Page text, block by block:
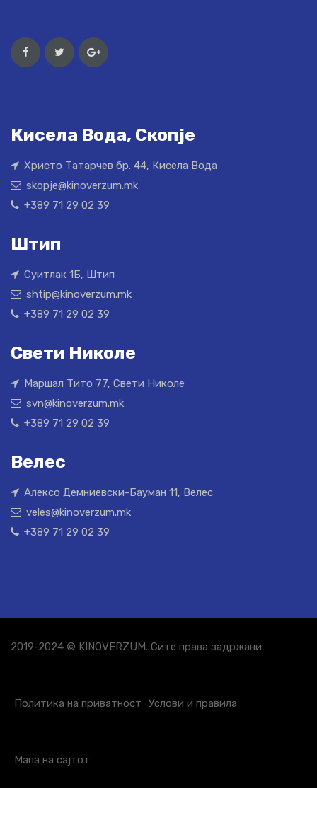
Кисела Вода, Скопје
Христо Татарчев бр. 44, Кисела Вода
skopje@kinoverzum.mk
+389 71 29 02 39
Штип
Суитлак 1Б, Штип
shtip@kinoverzum.mk
+389 71 29 02 39
Свети Николе
Маршал Тито 77, Свети Николе
svn@kinoverzum.mk
+389 71 29 02 39
Велес
Алексо Демниевски-Бауман 11, Велес
veles@kinoverzum.mk
+389 71 29 02 39
2019-2024 © KINOVERZUM. Сите права задржани.
Политика на приватност Услови и правила
Мапа на сајтот